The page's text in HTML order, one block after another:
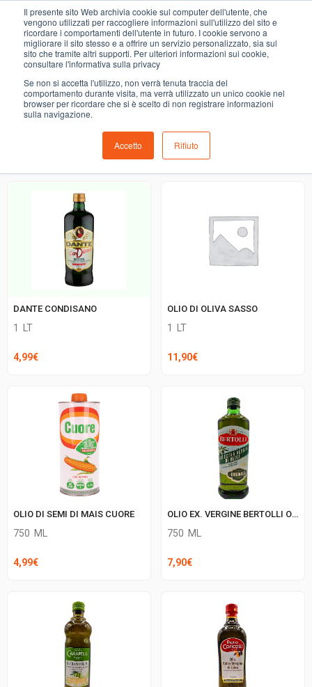
Il presente sito Web archivia cookie sul computer dell'utente, che
vengono utilizzati per raccogliere informazioni sull'utilizzo del sito e
ricordare i comportamenti dell'utente in futuro. I cookie servono a
migliorare il sito stesso e a offrire un servizio personalizzato, sia sul
sito che tramite altri supporti. Per ulteriori informazioni sui cookie,
consultare l'informativa sulla privacy
Se non si accetta l'utilizzo, non verrà tenuta traccia del
comportamento durante visita, ma verrà utilizzato un unico cookie nel
browser per ricordare che si è scelto di non registrare informazioni
sulla navigazione.
Accetto Rifiuto
OLII D'OLIVA E ALTRI OLII
COMING SOON
gastronomia e del menù settimanale devono essere indicati
nello spazio apposito in sede di checkout
DANTE CONDISANO
1 LT
4,99€
OLIO DI OLIVA SASSO
1 LT
11,90€
OLIO DI SEMI DI MAIS CUORE
750 ML
4,99€
OLIO EX. VERGINE BERTOLLI ORIGINALE
750 ML
7,90€